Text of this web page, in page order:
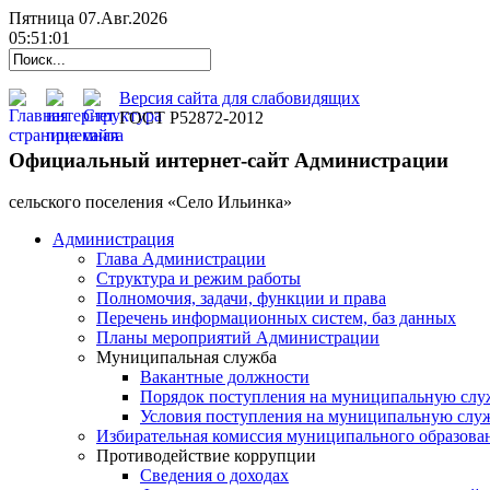
Пятница 07.Авг.2026
05:51:02
Версия сайта для слабовидящих
ГОСТ Р52872-2012
Официальный интернет-сайт Администрации
cельского поселения «Село Ильинка»
Администрация
Глава Администрации
Структура и режим работы
Полномочия, задачи, функции и права
Перечень информационных систем, баз данных
Планы мероприятий Администрации
Муниципальная служба
Вакантные должности
Порядок поступления на муниципальную
Условия поступления на муниципальную
Избирательная комиссия муниципального
Противодействие коррупции
Сведения о доходах